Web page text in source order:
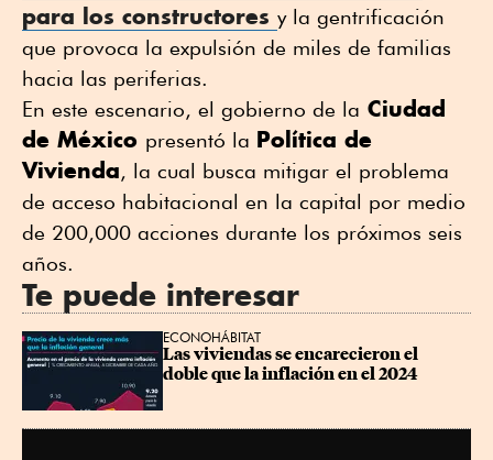
para los constructores y la gentrificación
que provoca la expulsión de miles de familias
hacia las periferias.
En este escenario, el gobierno de la Ciudad
de México presentó la Política de
Vivienda, la cual busca mitigar el problema
de acceso habitacional en la capital por medio
de 200,000 acciones durante los próximos seis
años.
Te puede interesar
ECONOHÁBITAT
Las viviendas se encarecieron el
doble que la inflación en el 2024